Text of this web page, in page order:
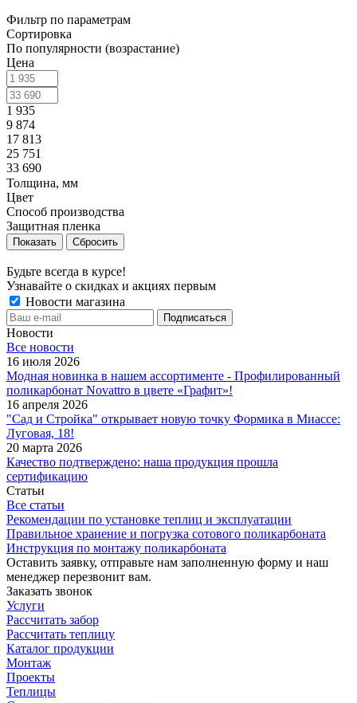
Фильтр по параметрам
Сортировка
По популярности (возрастание)
Цена
1 935
9 874
17 813
25 751
33 690
Толщина, мм
Цвет
Способ производства
Защитная пленка
Сбросить
Будьте всегда в курсе!
Узнавайте о скидках и акциях первым
Новости магазина
Новости
Все новости
16 июля 2026
Модная новинка в нашем ассортименте - Профилированный
поликарбонат Novattro в цвете «Графит»!
16 апреля 2026
"Сад и Стройка" открывает новую точку Формика в Миассе:
Луговая, 18!
20 марта 2026
Качество подтверждено: наша продукция прошла
сертификацию
Статьи
Все статьи
Рекомендации по установке теплиц и эксплуатации
Правильное хранение и погрузка сотового поликарбоната
Инструкция по монтажу поликарбоната
Оставить заявку, отправьте нам заполненную форму и наш
менеджер перезвонит вам.
Заказать звонок
Услуги
Рассчитать забор
Рассчитать теплицу
Каталог продукции
Монтаж
Проекты
Теплицы